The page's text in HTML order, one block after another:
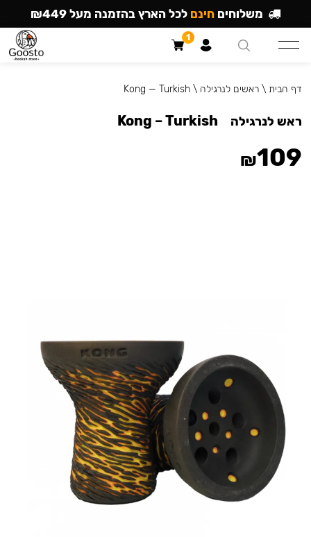
דף הבית \ראשים לנרגילה \
Kong — Turkish
ראש לנרגילה Kong – Turkish
₪109
משלוחים חינם לכל הארץ בהזמנה מעל ₪449
1